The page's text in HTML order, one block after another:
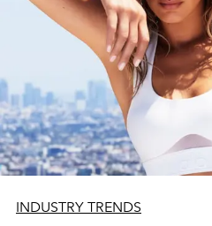
INDUSTRY TRENDS